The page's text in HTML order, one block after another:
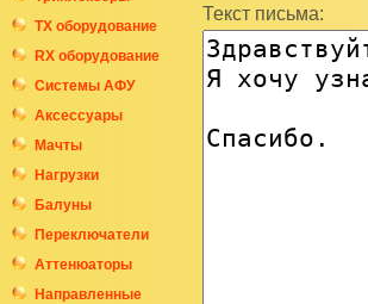
ТХ оборудование
RX оборудование
Системы АФУ
Аксессуары
Мачты
Нагрузки
Балуны
Переключатели
Аттенюаторы
Направленные
Текст письма: